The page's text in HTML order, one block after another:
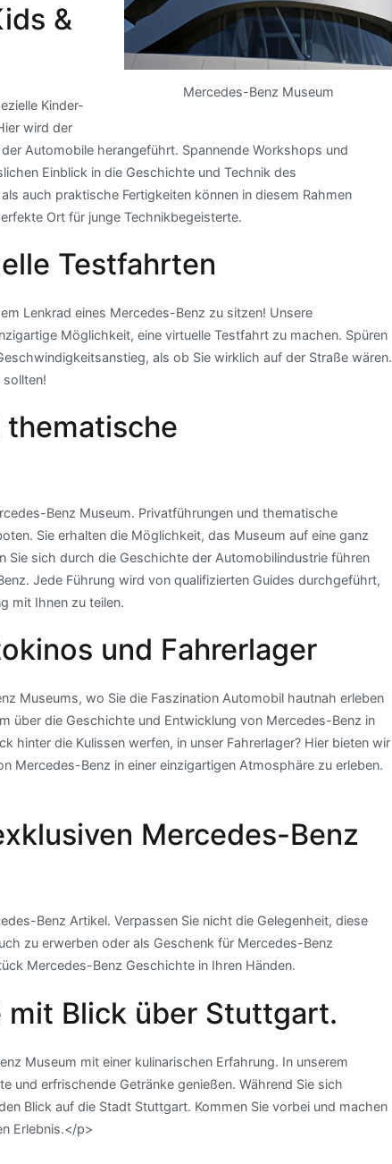
Mercedes-Benz Museum
&
Kinder-
wird der
Automobile herangeführt. Spannende Workshops und
Einblick in die Geschichte und Technik des
auch praktische Fertigkeiten können in diesem Rahmen
Ort für junge Technikbegeisterte.
Testfahrten
Lenkrad eines Mercedes-Benz zu sitzen! Unsere
Möglichkeit, eine virtuelle Testfahrt zu machen. Spüren
als ob Sie wirklich auf der Straße wären.
sollten!
Benz Museum. Privatführungen und thematische
Sie erhalten die Möglichkeit, das Museum auf eine ganz
Sie sich durch die Geschichte der Automobilindustrie führen
Jede Führung wird von qualifizierten Guides durchgeführt,
mit Ihnen zu teilen.
und Fahrerlager
Museums, wo Sie die Faszination Automobil hautnah erleben
über die Geschichte und Entwicklung von Mercedes-Benz in
hinter die Kulissen werfen, in unser Fahrerlager? Hier bieten wir
Mercedes-Benz in einer einzigartigen Atmosphäre zu erleben.
Mercedes-Benz
Benz Artikel. Verpassen Sie nicht die Gelegenheit, diese
zu erwerben oder als Geschenk für Mercedes-Benz
Mercedes-Benz Geschichte in Ihren Händen.
mit Blick über Stuttgart.
Museum mit einer kulinarischen Erfahrung. In unserem
und erfrischende Getränke genießen. Während Sie sich
Blick auf die Stadt Stuttgart. Kommen Sie vorbei und machen
Erlebnis.</p>